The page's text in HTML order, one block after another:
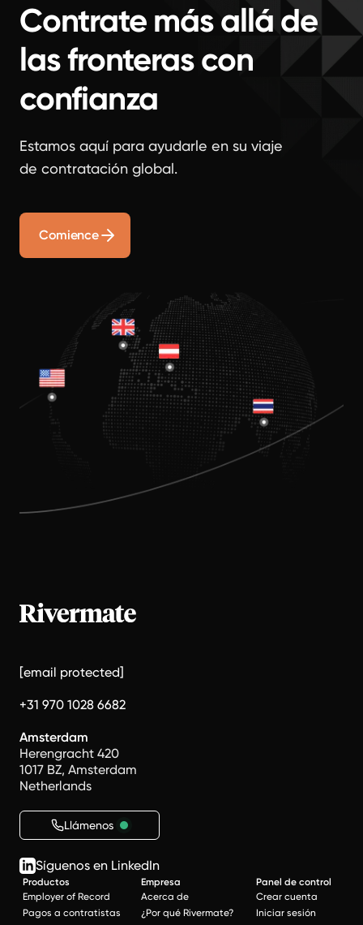
Contrate más allá de
las fronteras con
confianza
Estamos aquí para ayudarle en su viaje
de contratación global.
Comience
[email protected]
+31 970 1028 6682
Amsterdam
Herengracht 420
1017 BZ, Amsterdam
Netherlands
Llámenos
Síguenos en LinkedIn
Productos
Employer of Record
Pagos a contratistas
Empresa
Acerca de
¿Por qué Rivermate?
Panel de control
Crear cuenta
Iniciar sesión